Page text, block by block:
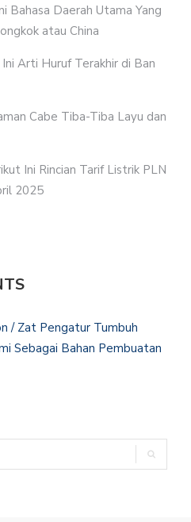
Bahasa Daerah Utama Yang
atau China
Arti Huruf Terakhir di Ban
Cabe Tiba-Tiba Layu dan
Ini Rincian Tarif Listrik PLN
2025
/ Zat Pengatur Tumbuh
Sebagai Bahan Pembuatan